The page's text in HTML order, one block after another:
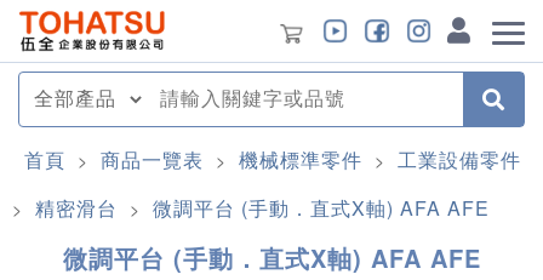
首頁 > 商品一覽表 > 機械標準零件 > 工業設備零件
> 精密滑台 > 微調平台 (手動．直式X軸) AFA AFE
微調平台 (手動．直式X軸) AFA AFE